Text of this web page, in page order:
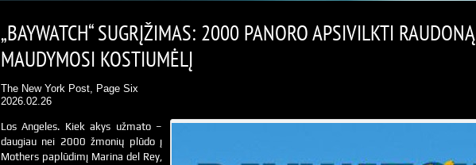
„BAYWATCH“ SUGRĮŽIMAS: 2000 PANORO APSIVILKTI RAUDONĄ
MAUDYMOSI KOSTIUMĖLĮ
The New York Post, Page Six
2026.02.26
Los Angeles. Kiek akys užmato –
daugiau nei 2000 žmonių plūdo į
Mothers paplūdimį Marina del Rey,